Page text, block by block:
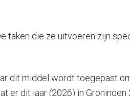
taken die ze uitvoeren zijn
dit middel wordt toegepast
er dit jaar (2026) in Groningen